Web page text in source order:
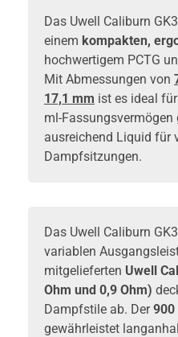
Das Uwell Caliburn
einem kompakten,
hochwertigem PCTG
Mit Abmessungen von
17,1 mm ist es ideal
ml-Fassungsvermögen
ausreichend Liquid für
Dampfsitzungen.
Das Uwell Caliburn
variablen
mitgelieferten Uwell
Ohm und 0,9 Ohm)
Dampfstile ab. Der900
gewährleistet